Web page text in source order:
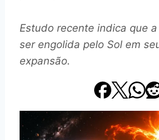
Estudo recente indica que
ser engolida pelo Sol em
expansão.